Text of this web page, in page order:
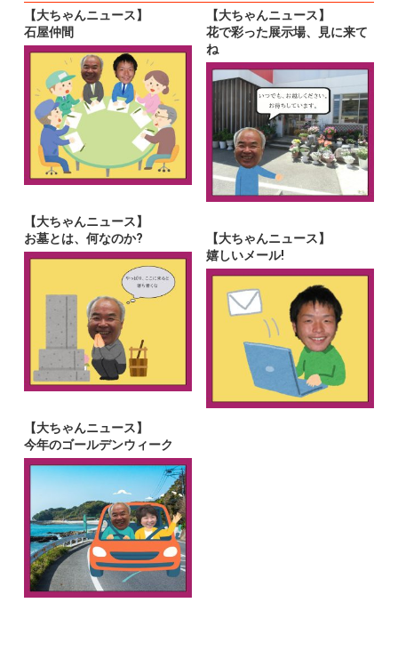
【大ちゃんニュース】
石屋仲間
【大ちゃんニュース】
花で彩った展示場、見に来て
ね
【大ちゃんニュース】
お墓とは、何なのか?
【大ちゃんニュース】
嬉しいメール!
【大ちゃんニュース】
今年のゴールデンウィーク